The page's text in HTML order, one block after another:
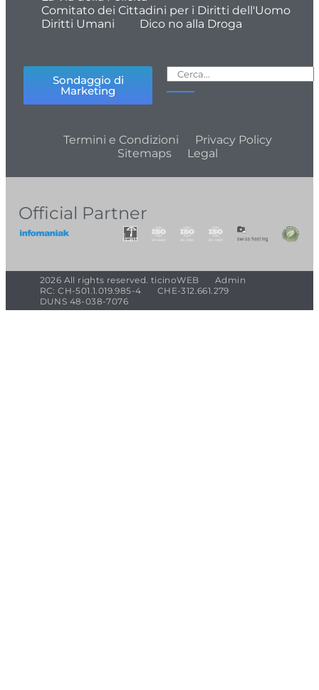
Comitato dei Cittadini per i Diritti dell'Uomo
Diritti Umani
Dico no alla Droga
Sondaggio di
Marketing
Termini e Condizioni
Privacy Policy
Sitemaps
Legal
Official Partner
2026 All rights reserved. ticinoWEB
Admin
RC: CH-501.1.019.985-4
CHE-312.661.279
DUNS 48-038-7076